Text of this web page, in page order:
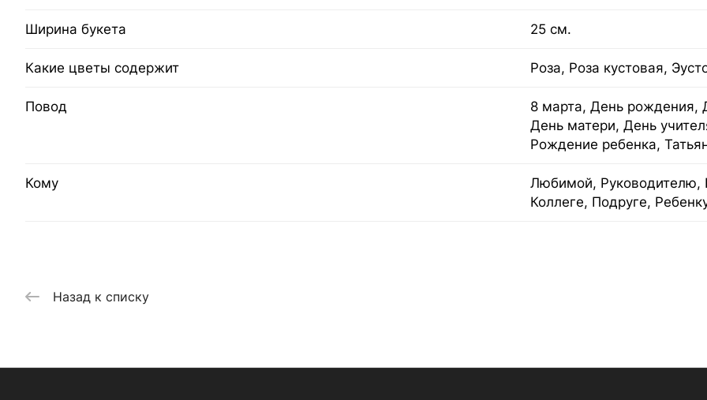
Ширина букета 25 см.
Какие цветы содержит Роза, Роза кустовая,
Повод
8 марта, День рождения,
День матери, День
Рождение ребенка,
Кому
Любимой,
Коллеге, Подруге,
Назад к списку